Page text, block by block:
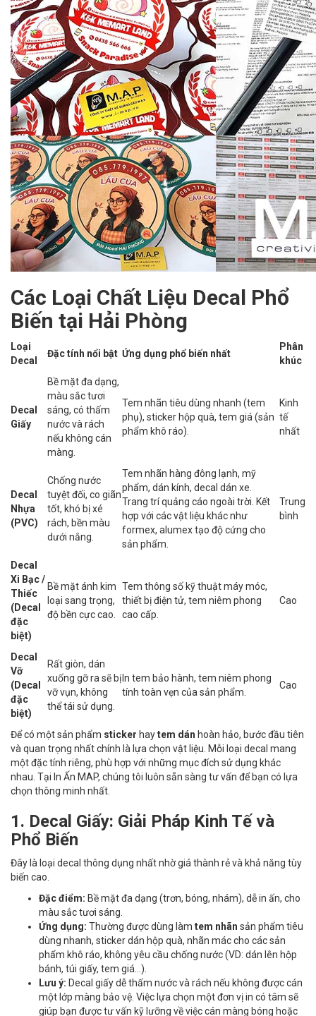
Các Loại Chất Liệu Decal Phổ
Biến tại Hải Phòng
Loại
Decal
Đặc tính nổi bật Ứng dụng phổ biến nhất
Phân
khúc
Decal
Giấy
Bề mặt đa dạng,
màu sắc tươi
sáng, có thấm
nước và rách
nếu không cán
màng.
Tem nhãn tiêu dùng nhanh (tem
phụ), sticker hộp quà, tem giá (sản
phẩm khô ráo).
Kinh
tế
nhất
Decal
Nhựa
(PVC)
Chống nước
tuyệt đối, co giãn
tốt, khó bị xé
rách, bền màu
dưới nắng.
Tem nhãn hàng đông lạnh, mỹ
phẩm, dán kính, decal dán xe.
Trang trí quảng cáo ngoài trời. Kết
hợp với các vật liệu khác như
formex, alumex tạo độ cứng cho
sản phẩm.
Trung
bình
Decal
Xi Bạc /
Thiếc
(Decal
đặc
biệt)
Bề mặt ánh kim
loại sang trọng,
độ bền cực cao.
Tem thông số kỹ thuật máy móc,
thiết bị điện tử, tem niêm phong
cao cấp.
Cao
Decal
Vỡ
(Decal
đặc
biệt)
Rất giòn, dán
xuống gỡ ra sẽ bị
vỡ vụn, không
thể tái sử dụng.
In tem bảo hành, tem niêm phong
tính toàn vẹn của sản phẩm.
Cao
Để có một sản phẩm sticker haytem dán hoàn hảo, bước đầu tiên
và quan trọng nhất chính là lựa chọn vật liệu. Mỗi loại decal mang
một đặc tính riêng, phù hợp với những mục đích sử dụng khác
nhau. Tại In Ấn MAP, chúng tôi luôn sẵn sàng tư vấn để bạn có lựa
chọn thông minh nhất.
1. Decal Giấy: Giải Pháp Kinh Tế và
Phổ Biến
Đây là loại decal thông dụng nhất nhờ giá thành rẻ và khả năng tùy
biến cao.
Đặc điểm: Bề mặt đa dạng (trơn, bóng, nhám), dễ in ấn, cho
màu sắc tươi sáng.
Ứng dụng: Thường được dùng làm tem nhãn sản phẩm tiêu
dùng nhanh, sticker dán hộp quà, nhãn mác cho các sản
phẩm khô ráo, không yêu cầu chống nước (VD: dán lên hộp
bánh, túi giấy, tem giá...).
Lưu ý: Decal giấy dễ thấm nước và rách nếu không được cán
một lớp màng bảo vệ. Việc lựa chọn một đơn vị in có tâm sẽ
giúp bạn được tư vấn kỹ lưỡng về việc cán màng bóng hoặc